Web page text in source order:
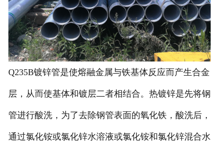
Q235B镀锌管是使熔融金属与铁基体反应而产生合金
层，从而使基体和镀层二者相结合。热镀锌是先将钢
管进行酸洗，为了去除钢管表面的氧化铁，酸洗后，
通过氯化铵或氯化锌水溶液或氯化铵和氯化锌混合水